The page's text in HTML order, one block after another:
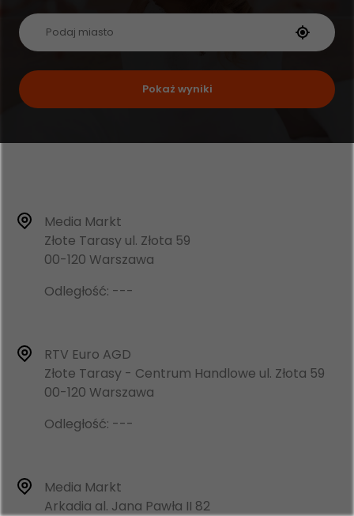
Pokaż wyniki
Media Markt
Złote Tarasy ul. Złota 59
00-120 Warszawa
Odległość: ---
RTV Euro AGD
Złote Tarasy - Centrum Handlowe ul. Złota 59
00-120 Warszawa
Odległość: ---
Media Markt
Arkadia al. Jana Pawła II 82